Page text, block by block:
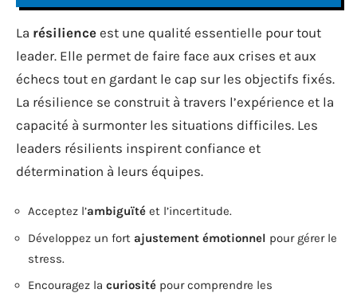
La résilience est une qualité essentielle pour tout
leader. Elle permet de faire face aux crises et aux
échecs tout en gardant le cap sur les objectifs fixés.
La résilience se construit à travers l’expérience et la
capacité à surmonter les situations difficiles. Les
leaders résilients inspirent confiance et
détermination à leurs équipes.
Acceptez l’ambiguïté et l’incertitude.
Développez un fort ajustement émotionnel pour gérer le
stress.
Encouragez la curiosité pour comprendre les